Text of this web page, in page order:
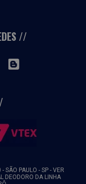
SÃO PAULO - SP - VER
DEODORO DA LINHA